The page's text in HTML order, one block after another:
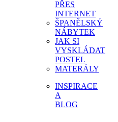
PŘES
INTERNET
ŠPANĚLSKÝ
NÁBYTEK
JAK SI
VYSKLÁDAT
POSTEL
MATERÁLY
INSPIRACE
A
BLOG